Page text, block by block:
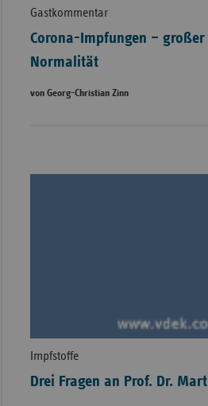
Gastkommentar
Corona-Impfungen –
Normalität
von Georg-Christian Zinn
Impfstoffe
Drei Fragen an Prof. Dr.